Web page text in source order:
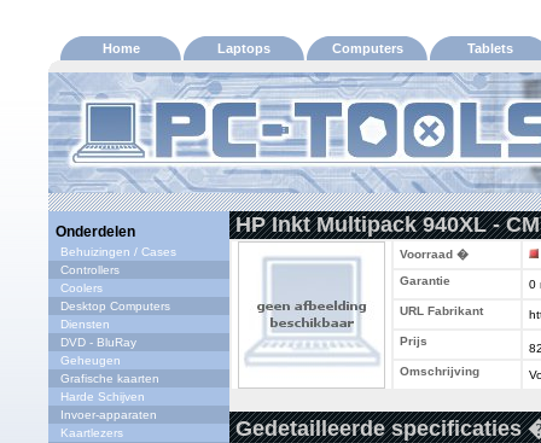
Home Laptops Computers Tablets
Onderdelen
Behuizingen / Cases
Controllers
Coolers
Desktop Computers
Diensten
DVD - BluRay
Geheugen
Grafische kaarten
Harde Schijven
Invoer-apparaten
Kaartlezers
HP Inkt Multipack 940XL -
Voorraad �
Garantie
0
URL Fabrikant
Prijs
Omschrijving
Gedetailleerde specificaties